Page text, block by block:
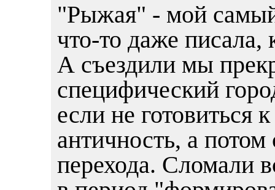
"Рыжая" - мой
что-то даже писала,
А съездили мы
специфический
если не готовиться
античность, а потом
перехода. Сломали